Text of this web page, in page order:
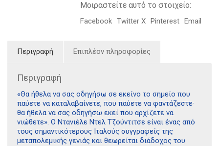
Μοιραστείτε αυτό το στοιχείο:
Facebook Twitter X Pinterest Email
Περιγραφή Επιπλέον πληροφορίες
Περιγραφή
«Θα ήθελα να σας οδηγήσω σε εκείνο το σημείο που
παύετε να καταλαβαίνετε, που παύετε να φαντάζεστε·
θα ήθελα να σας οδηγήσω εκεί που αρχίζετε να
νιώθετε». Ο Ντανιέλε Ντελ Τζούντιτσε είναι ένας από
τους σημαντικότερους Ιταλούς συγγραφείς της
μεταπολεμικής γενιάς και θεωρείται διάδοχος του